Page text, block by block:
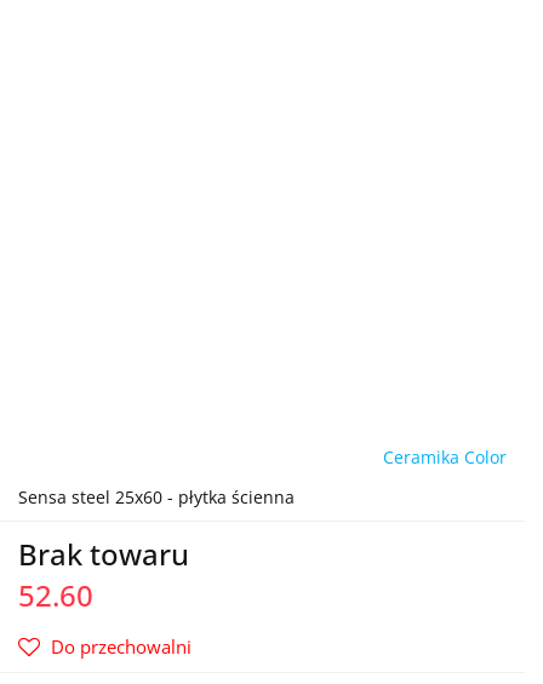
Ceramika Color
Sensa steel 25x60 - płytka ścienna
Brak towaru
52.60
Do przechowalni